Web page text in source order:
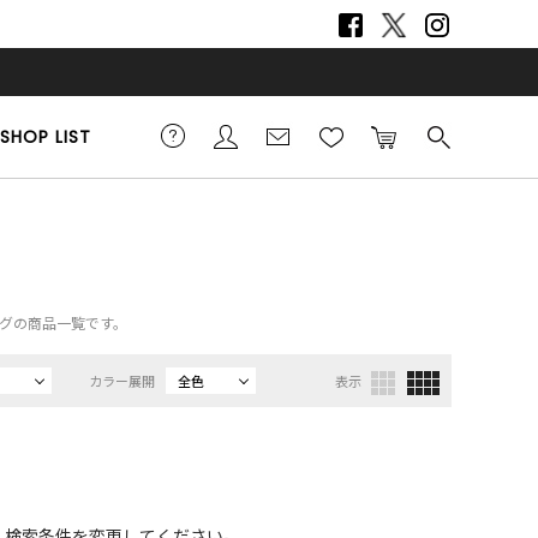
SHOP LIST
商品一覧です。
カラー展開 全色 表示